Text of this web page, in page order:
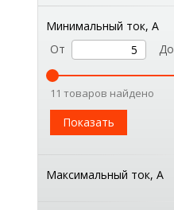
Минимальный ток, А
От
До
11 товаров найдено
Показать
Максимальный ток, А